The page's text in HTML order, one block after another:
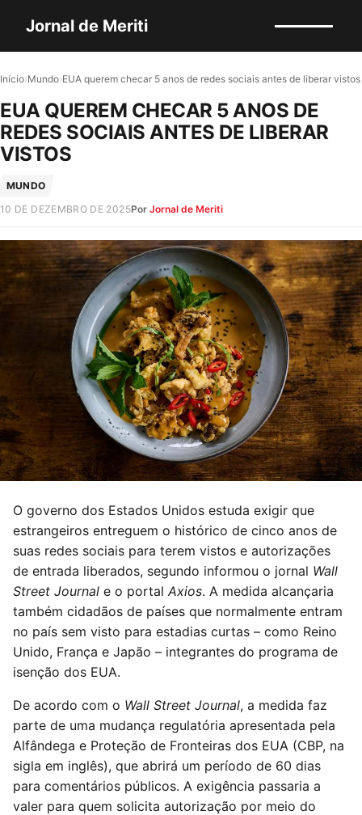
Jornal de Meriti
Início›Mundo›EUA querem checar 5 anos de redes sociais antes de liberar vistos
EUA QUEREM CHECAR 5 ANOS DE
REDES SOCIAIS ANTES DE LIBERAR
VISTOS
MUNDO
10 DE DEZEMBRO DE 2025Por Jornal de Meriti
O governo dos Estados Unidos estuda exigir que
estrangeiros entreguem o histórico de cinco anos de
suas redes sociais para terem vistos e autorizações
de entrada liberados, segundo informou o jornal Wall
Street Journal e o portal Axios. A medida alcançaria
também cidadãos de países que normalmente entram
no país sem visto para estadias curtas – como Reino
Unido, França e Japão – integrantes do programa de
isenção dos EUA.
De acordo com o Wall Street Journal, a medida faz
parte de uma mudança regulatória apresentada pela
Alfândega e Proteção de Fronteiras dos EUA (CBP, na
sigla em inglês), que abrirá um período de 60 dias
para comentários públicos. A exigência passaria a
valer para quem solicita autorização por meio do